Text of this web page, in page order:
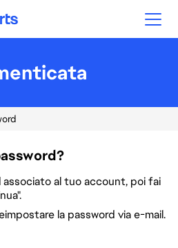
associato al tuo account, poi fai
la password via e-mail.